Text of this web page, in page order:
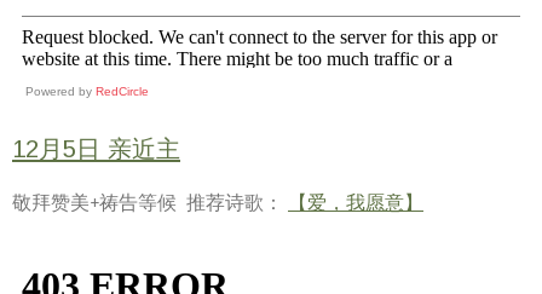
Powered by RedCircle
12月5日 亲近主
敬拜赞美+祷告等候 推荐诗歌： 【爱，我愿意】